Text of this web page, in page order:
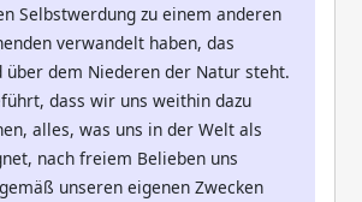
Selbstwerdung zu einem anderen
verwandelt haben, das
über dem Niederen der Natur steht.
dass wir uns weithin dazu
alles, was uns in der Welt als
nach freiem Belieben uns
unseren eigenen Zwecken